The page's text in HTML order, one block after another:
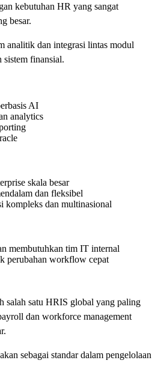
kebutuhan HR yang sangat
besar.
analitik dan integrasi lintas modul
sistem finansial.
AI
analytics
skala besar
dan fleksibel
kompleks dan multinasional
membutuhkan tim IT internal
perubahan workflow cepat
salah satu HRIS global yang paling
dan workforce management
sebagai standar dalam pengelolaan